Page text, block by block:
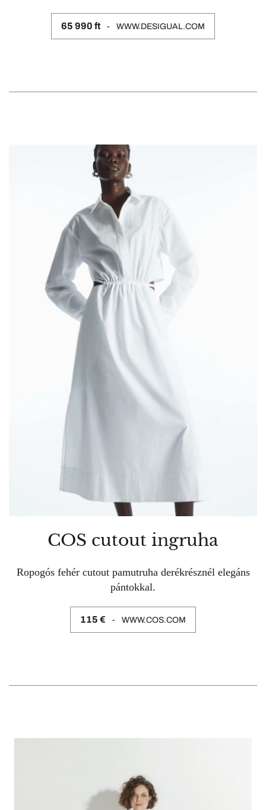
65 990 ft WWW.DESIGUAL.COM
COS cutout ingruha
Ropogós fehér cutout pamutruha derékrésznél elegáns
pántokkal.
115 € WWW.COS.COM